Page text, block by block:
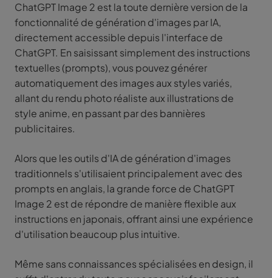
ChatGPT Image 2 est la toute dernière version de la
fonctionnalité de génération d'images par IA,
directement accessible depuis l'interface de
ChatGPT. En saisissant simplement des instructions
textuelles (prompts), vous pouvez générer
automatiquement des images aux styles variés,
allant du rendu photo réaliste aux illustrations de
style anime, en passant par des bannières
publicitaires.
Alors que les outils d'IA de génération d'images
traditionnels s'utilisaient principalement avec des
prompts en anglais, la grande force de ChatGPT
Image 2 est de répondre de manière flexible aux
instructions en japonais, offrant ainsi une expérience
d'utilisation beaucoup plus intuitive.
Même sans connaissances spécialisées en design, il